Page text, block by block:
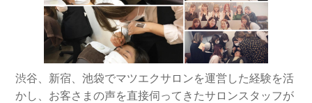
渋谷、新宿、池袋でマツエクサロンを運営した経験を活
かし、お客さまの声を直接伺ってきたサロンスタッフが